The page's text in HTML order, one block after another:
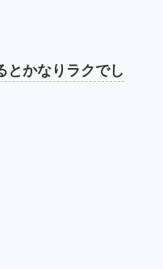
とかなりラクでし